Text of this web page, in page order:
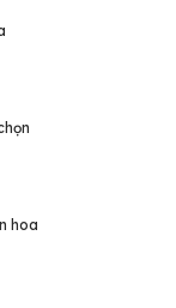
hoa